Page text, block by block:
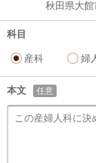
秋田県大
科目
産科 婦
本文 任意